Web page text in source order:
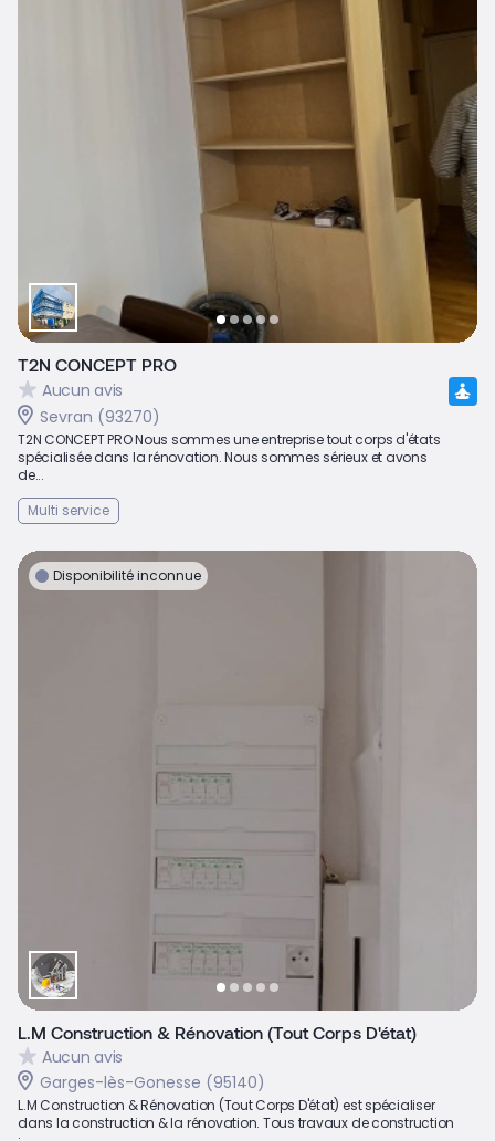
T2N CONCEPT PRO
Aucun avis
Sevran (93270)
T2N CONCEPT PRO Nous sommes une entreprise tout corps d'états
spécialisée dans la rénovation. Nous sommes sérieux et avons
de...
Multi service
Disponibilité inconnue
L.M Construction & Rénovation (Tout Corps D'état)
Aucun avis
Garges-lès-Gonesse (95140)
L.M Construction & Rénovation (Tout Corps D'état) est spécialiser
dans la construction & la rénovation. Tous travaux de construction